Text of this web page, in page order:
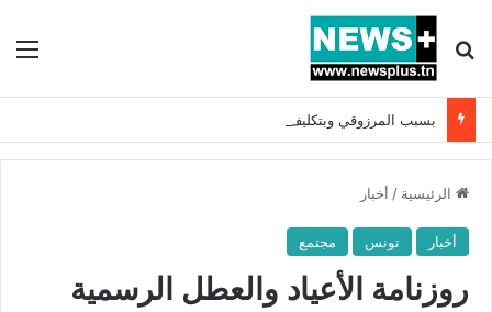
بحث عن
الرئيسية / أخبار
أخبار تونس مجتمع
روزنامة الأعياد والعطل الرسمية